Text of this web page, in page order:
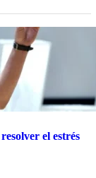
el estrés